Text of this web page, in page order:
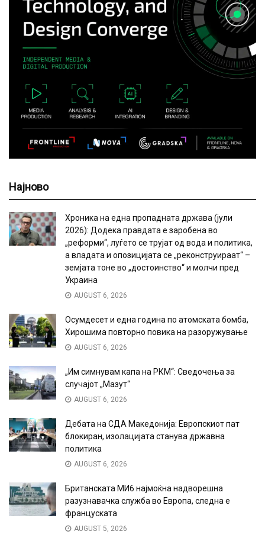
Најново
Хроника на една пропадната држава (јули
2026): Додека правдата е заробена во
„реформи“, луѓето се трујат од вода и политика,
а владата и опозицијата се „реконструираат“ –
земјата тоне во „достоинство“ и молчи пред
Украина
AUGUST 6, 2026
Осумдесет и една година по атомската бомба,
Хирошима повторно повика на разоружување
AUGUST 6, 2026
„Им симнувам капа на РКМ“: Сведочења за
случајот „Мазут“
AUGUST 6, 2026
Дебата на СДА Македонија: Европскиот пат
блокиран, изолацијата станува државна
политика
AUGUST 6, 2026
Британската МИ6 најмоќна надворешна
разузнавачка служба во Европа, следна е
француската
AUGUST 5, 2026